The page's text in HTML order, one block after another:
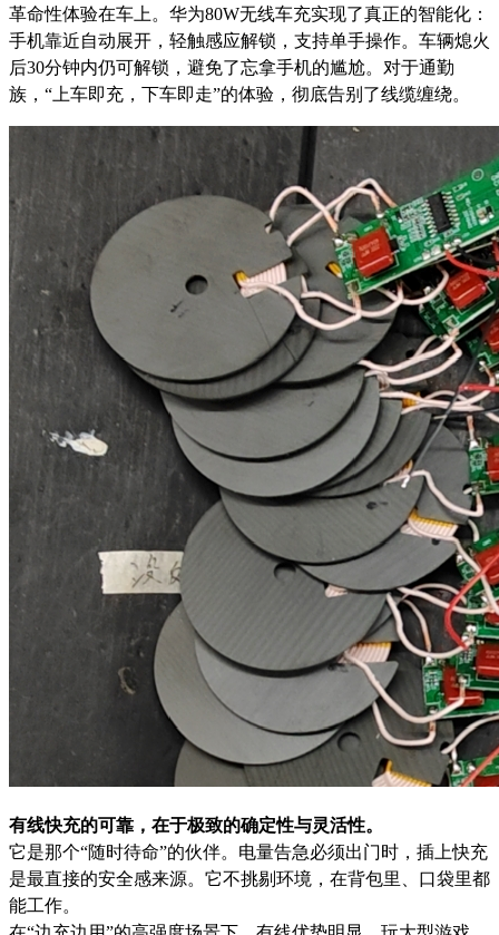
革命性体验在车上。华为80W无线车充实现了真正的智能化：
手机靠近自动展开，轻触感应解锁，支持单手操作。车辆熄火
后30分钟内仍可解锁，避免了忘拿手机的尴尬。对于通勤
族，“上车即充，下车即走”的体验，彻底告别了线缆缠绕。
有线快充的可靠，在于极致的确定性与灵活性。
它是那个“随时待命”的伙伴。电量告急必须出门时，插上快充
是最直接的安全感来源。它不挑剔环境，在背包里、口袋里都
能工作。